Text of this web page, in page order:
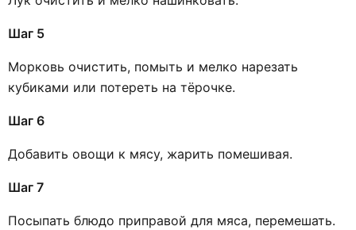
Шаг 5
Морковь очистить, помыть и мелко нарезать
кубиками или потереть на тёрочке.
Шаг 6
Добавить овощи к мясу, жарить помешивая.
Шаг 7
Посыпать блюдо приправой для мяса, перемешать.